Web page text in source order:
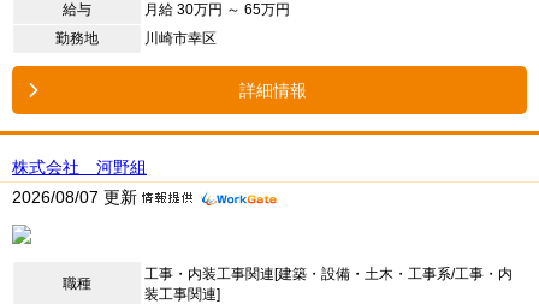
給与
月給 30万円 ～ 65万円
勤務地
川崎市幸区
詳細情報
株式会社 河野組
2026/08/07 更新
職種
工事・内装工事関連[建築・設備・土木・工事系/工事・内
装工事関連]